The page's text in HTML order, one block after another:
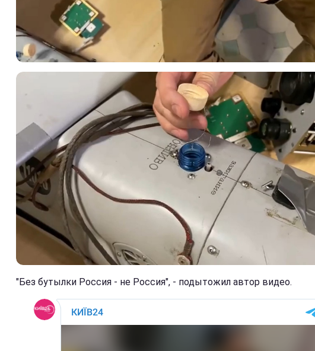
"Без бутылки Россия - не Россия", - подытожил автор видео.